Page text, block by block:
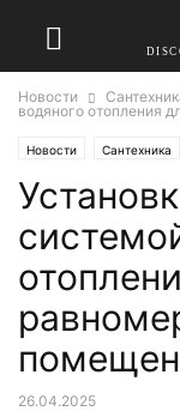
Новости
водяного отопления
Новости Сантехника
26.04.2025